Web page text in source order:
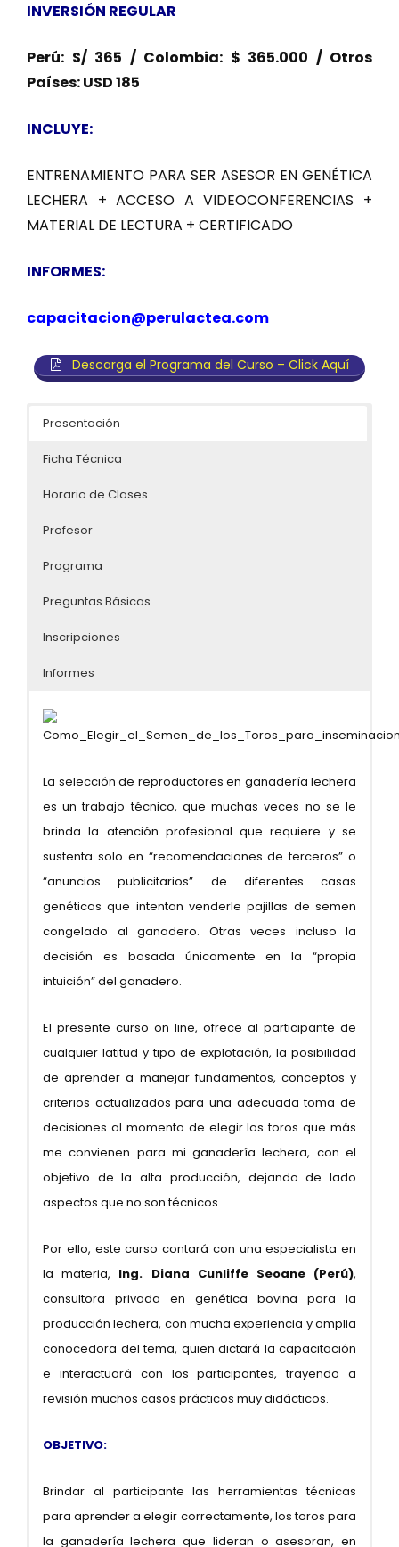
INVERSIÓN REGULAR
Perú: S/ 365 / Colombia: $ 365.000 / Otros
Países: USD 185
INCLUYE:
ENTRENAMIENTO PARA SER ASESOR EN GENÉTICA
LECHERA + ACCESO A VIDEOCONFERENCIAS +
MATERIAL DE LECTURA + CERTIFICADO
INFORMES:
capacitacion@perulactea.com
Descarga el Programa del Curso – Click Aquí
Presentación
Ficha Técnica
Horario de Clases
Profesor
Programa
Preguntas Básicas
Inscripciones
Informes
La selección de reproductores en ganadería lechera
es un trabajo técnico, que muchas veces no se le
brinda la atención profesional que requiere y se
sustenta solo en “recomendaciones de terceros” o
“anuncios publicitarios” de diferentes casas
genéticas que intentan venderle pajillas de semen
congelado al ganadero. Otras veces incluso la
decisión es basada únicamente en la “propia
intuición” del ganadero.
El presente curso on line, ofrece al participante de
cualquier latitud y tipo de explotación, la posibilidad
de aprender a manejar fundamentos, conceptos y
criterios actualizados para una adecuada toma de
decisiones al momento de elegir los toros que más
me convienen para mi ganadería lechera, con el
objetivo de la alta producción, dejando de lado
aspectos que no son técnicos.
Por ello, este curso contará con una especialista en
la materia, Ing. Diana Cunliffe Seoane (Perú),
consultora privada en genética bovina para la
producción lechera, con mucha experiencia y amplia
conocedora del tema, quien dictará la capacitación
e interactuará con los participantes, trayendo a
revisión muchos casos prácticos muy didácticos.
OBJETIVO:
Brindar al participante las herramientas técnicas
para aprender a elegir correctamente, los toros para
la ganadería lechera que lideran o asesoran, en